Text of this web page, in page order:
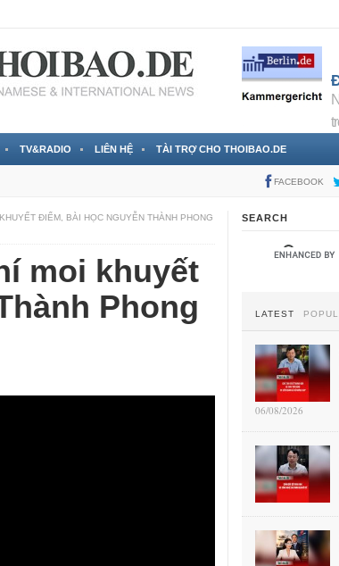
TV&RADIO LIÊN HỆ TÀI TRỢ CHO THOIBAO.DE
FACEBOOK
ĐIỂM, BÀI HỌC NGUYỄN THÀNH PHONG
moi khuyết
Phong
SEARCH
LATEST
06/08/2026